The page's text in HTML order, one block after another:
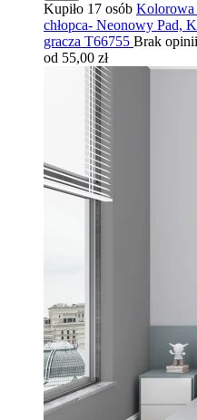
Kupiło 17 osób Kolorowa
chłopca- Neonowy Pad,
gracza T66755 Brak opinii
od 55,00 zł